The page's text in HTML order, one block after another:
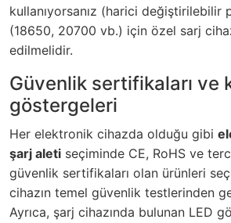
kullanıyorsanız (harici değiştirilebilir
(18650, 20700 vb.) için özel sarj
edilmelidir.
Güvenlik sertifikaları ve
göstergeleri
Her elektronik cihazda olduğu gibi
şarj aleti seçiminde CE, RoHS ve
güvenlik sertifikaları olan ürünleri
cihazın temel güvenlik testlerinden
Ayrıca, şarj cihazında bulunan LED